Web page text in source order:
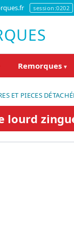
session:0202
Remorques ▾
ET PIECES
lourd